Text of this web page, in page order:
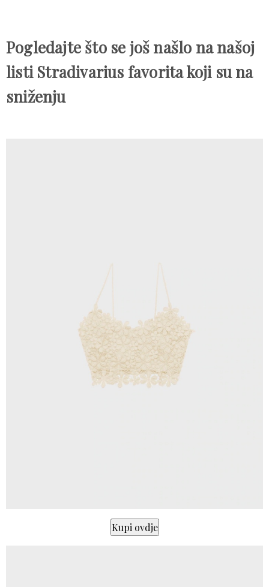
Pogledajte što se još našlo na našoj
listi Stradivarius favorita koji su na
sniženju